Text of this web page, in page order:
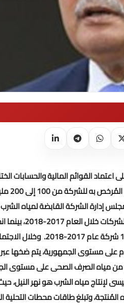
القوائم المالية والحسابات
التابعة
إدارة الشركة القابضة لمياه
التحصيل الخاصة
. وخلال
98 % من عدد السكان، كما يتم معالجة 12.8 مليون م3/يوم من مياه